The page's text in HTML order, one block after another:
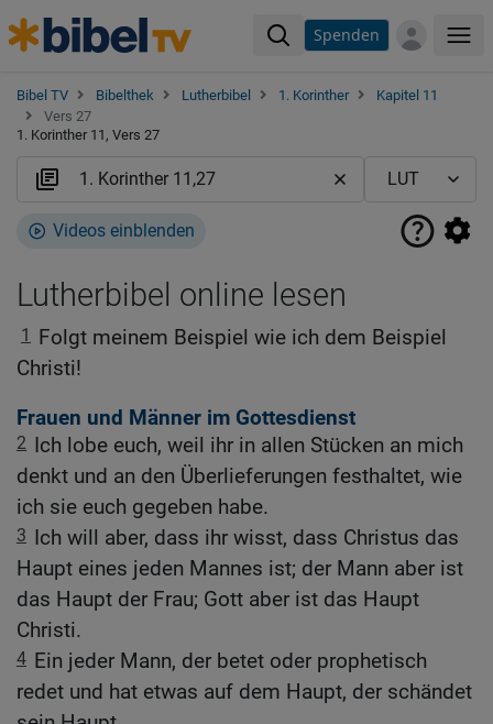
Spenden
Bibel TV Bibelthek Lutherbibel 1. Korinther
Kapitel 11
Vers 27
1. Korinther 11, Vers 27
Videos einblenden
Lutherbibel online lesen
1 Folgt meinem Beispiel wie ich dem Beispiel
Christi!
Frauen und Männer im Gottesdienst
2 Ich lobe euch, weil ihr in allen Stücken an mich
denkt und an den Überlieferungen festhaltet, wie
ich sie euch gegeben habe.
3 Ich will aber, dass ihr wisst, dass Christus das
Haupt eines jeden Mannes ist; der Mann aber ist
das Haupt der Frau; Gott aber ist das Haupt
Christi.
4 Ein jeder Mann, der betet oder prophetisch
redet und hat etwas auf dem Haupt, der schändet